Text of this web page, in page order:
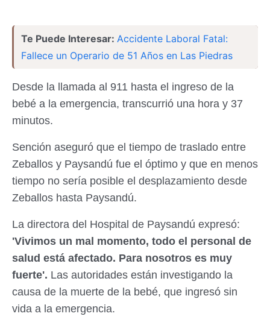
Te Puede Interesar: Accidente Laboral Fatal:
Fallece un Operario de 51 Años en Las Piedras
Desde la llamada al 911 hasta el ingreso de la
bebé a la emergencia, transcurrió una hora y 37
minutos.
Sención aseguró que el tiempo de traslado entre
Zeballos y Paysandú fue el óptimo y que en menos
tiempo no sería posible el desplazamiento desde
Zeballos hasta Paysandú.
La directora del Hospital de Paysandú expresó:
'Vivimos un mal momento, todo el personal de
salud está afectado. Para nosotros es muy
fuerte'. Las autoridades están investigando la
causa de la muerte de la bebé, que ingresó sin
vida a la emergencia.